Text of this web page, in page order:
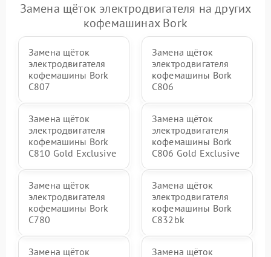
Замена щёток электродвигателя на других
кофемашинах Bork
Замена щёток
электродвигателя
кофемашины Bork
C807
Замена щёток
электродвигателя
кофемашины Bork
C806
Замена щёток
электродвигателя
кофемашины Bork
C810 Gold Exclusive
Замена щёток
электродвигателя
кофемашины Bork
C806 Gold Exclusive
Замена щёток
электродвигателя
кофемашины Bork
C780
Замена щёток
электродвигателя
кофемашины Bork
C832bk
Замена щёток Замена щёток